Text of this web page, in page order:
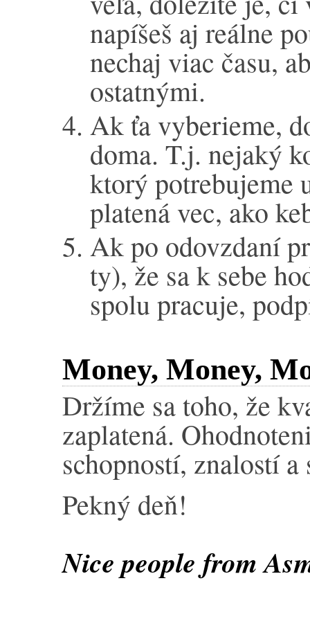
napíšeš aj reálne
nechaj viac času,
ostatnými.
Ak ťa vyberieme,
doma. T.j. nejaký
ktorý potrebujeme
platená vec, ako
Ak po odovzdaní
ty), že sa k sebe
spolu pracuje,
Money, Money,
Držíme sa toho, že
zaplatená.
schopností, znalostí a
Pekný deň!
Nice people from